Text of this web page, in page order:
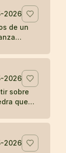
2026
de un
2026
sobre
que
2026